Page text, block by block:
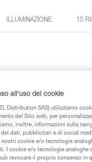
ILLUMINAZIONE 15
all'uso dei cookie
Distribution SAS) utilizziamo
del Sito web, per
inoltre, informazioni sulla
dati, pubblicitari e di social
nostri cookie e/o tecnologie
I cookie e/o tecnologie analoghe
revocare il proprio consenso